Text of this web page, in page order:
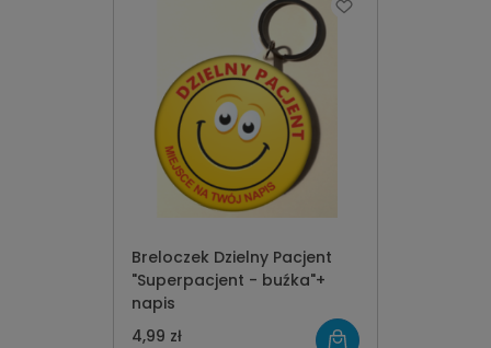
Breloczek Dzielny Pacjent
"Superpacjent - buźka"+
napis
4,99 zł